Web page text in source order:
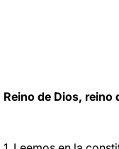
Reino de Dios, reino